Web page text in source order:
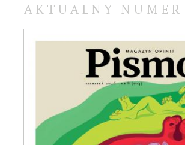
AKTUALNY NUMER